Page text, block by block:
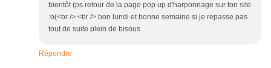
bientôt (ps retour de la page pop up d'harponnage sur ton site
:o(<br /> <br /> bon lundi et bonne semaine si je repasse pas
tout de suite plein de bisous
Répondre